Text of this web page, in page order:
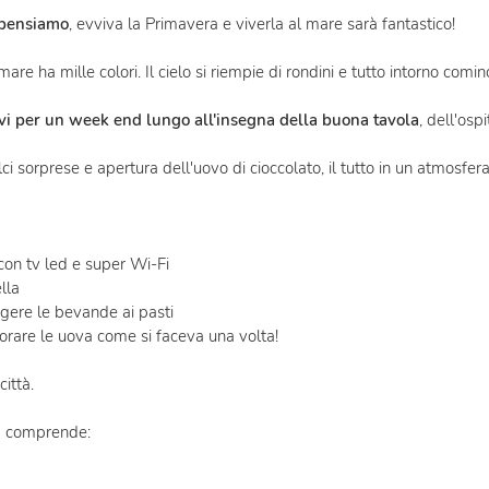
, evviva la Primavera e viverla al mare sarà fantastico!
ha mille colori. Il cielo si riempie di rondini e tutto intorno
per un week end lungo all'insegna della buona tavola,
sorprese e apertura dell'uovo di cioccolato, il tutto in un atmosfera
tv led e super Wi-Fi
le bevande ai pasti
le uova come si faceva una volta!